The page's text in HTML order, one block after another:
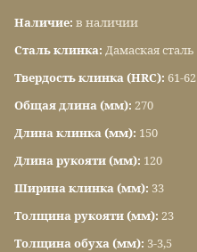
Наличие: в наличии
Сталь клинка: Дамаская сталь
Твердость клинка (HRC): 61-62
Общая длина (мм): 270
Длина клинка (мм): 150
Длина рукояти (мм): 120
Ширина клинка (мм): 33
Толщина рукояти (мм): 23
Толщина обуха (мм): 3-3,5